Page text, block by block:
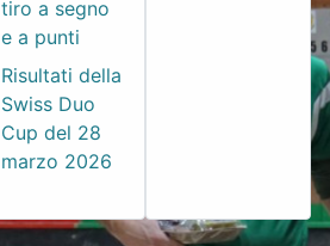
tiro a segno
e a punti
Risultati della
Swiss Duo
Cup del 28
marzo 2026